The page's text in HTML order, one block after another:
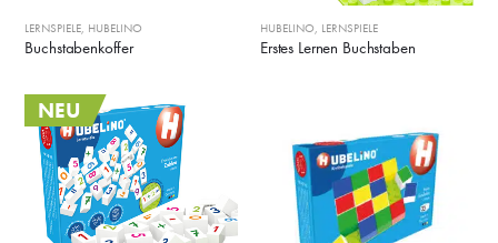
LERNSPIELE, HUBELINO
Buchstabenkoffer
HUBELINO, LERNSPIELE
Erstes Lernen Buchstaben
NEU